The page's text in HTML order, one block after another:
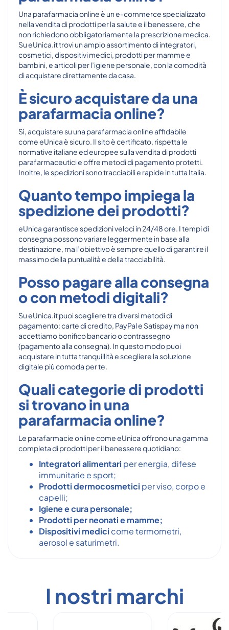
Una parafarmacia online è un e-commerce specializzato
nella vendita di prodotti per la salute e il benessere, che
non richiedono obbligatoriamente la prescrizione medica.
Su eUnica.it trovi un ampio assortimento di integratori,
cosmetici, dispositivi medici, prodotti per mamme e
bambini, e articoli per l’igiene personale, con la comodità
di acquistare direttamente da casa.
È sicuro acquistare da una
parafarmacia online?
Sì, acquistare su una parafarmacia online affidabile
come eUnica è sicuro. Il sito è certificato, rispetta le
normative italiane ed europee sulla vendita di prodotti
parafarmaceutici e offre metodi di pagamento protetti.
Inoltre, le spedizioni sono tracciabili e rapide in tutta Italia.
Quanto tempo impiega la
spedizione dei prodotti?
eUnica garantisce spedizioni veloci in 24/48 ore. I tempi di
consegna possono variare leggermente in base alla
destinazione, ma l’obiettivo è sempre quello di garantire il
massimo della puntualità e della tracciabilità.
Posso pagare alla consegna
o con metodi digitali?
Su eUnica.it puoi scegliere tra diversi metodi di
pagamento: carte di credito, PayPal e Satispay ma non
accettiamo bonifico bancario o contrassegno
(pagamento alla consegna). In questo modo puoi
acquistare in tutta tranquillità e scegliere la soluzione
digitale più comoda per te.
Quali categorie di prodotti
si trovano in una
parafarmacia online?
Le parafarmacie online come eUnica offrono una gamma
completa di prodotti per il benessere quotidiano:
Integratori alimentari per energia, difese
immunitarie e sport;
Prodotti dermocosmetici per viso, corpo e
capelli;
Igiene e cura personale;
Prodotti per neonati e mamme;
Dispositivi medici come termometri,
aerosol e saturimetri.
I nostri marchi